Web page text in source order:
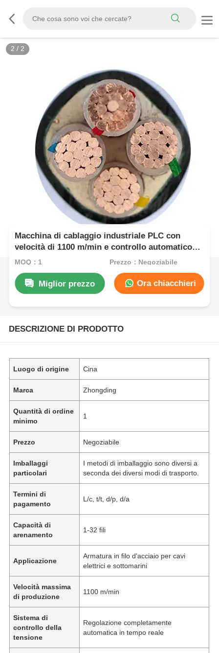
2 / 2
Macchina di cablaggio industriale PLC con
velocità di 1100 m/min e controllo automatico
della tensione
MOQ：1 Prezzo：Negoziabile
Miglior prezzo Ora chiacchieri
DESCRIZIONE DI PRODOTTO
Luogo di origine Cina
Marca Zhongding
Quantità di ordine
minimo
1
Prezzo Negoziabile
Imballaggi
particolari
I metodi di imballaggio sono diversi a
seconda dei diversi modi di trasporto.
Termini di
pagamento
L/c, t/t, d/p, d/a
Capacità di
arenamento
1-32 fili
Applicazione
Armatura in filo d'acciaio per cavi
elettrici e sottomarini
Velocità massima
di produzione
1100 m/min
Sistema di
controllo della
tensione
Regolazione completamente
automatica in tempo reale